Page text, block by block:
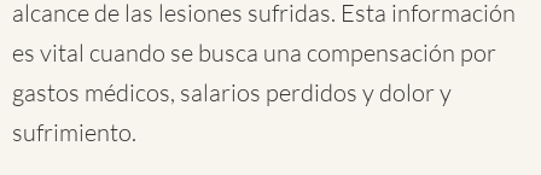
alcance de las lesiones sufridas. Esta información
es vital cuando se busca una compensación por
gastos médicos, salarios perdidos y dolor y
sufrimiento.